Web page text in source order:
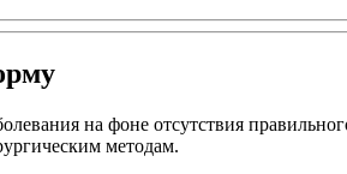
на фоне отсутствия
методам.